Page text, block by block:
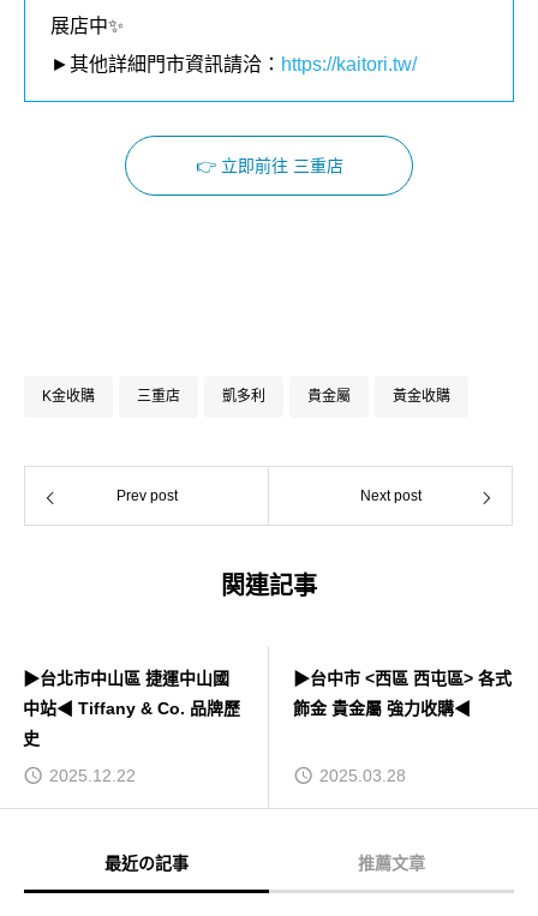
展店中✨
►其他詳細門市資訊請洽： https://kaitori.tw/
👉 立即前往 三重店
K金收購 三重店 凱多利 貴金屬 黃金收購
Prev post Next post
関連記事
▶台北市中山區 捷運中山國
中站◀ Tiffany & Co. 品牌歷
史
2025.12.22
▶台中市 <西區 西屯區> 各式
飾金 貴金屬 強力收購◀
2025.03.28
最近の記事 推薦文章